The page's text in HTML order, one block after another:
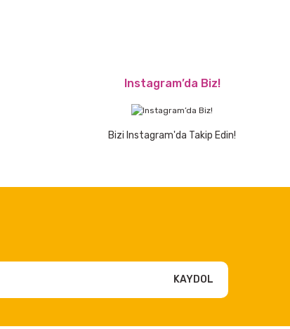
Instagram’da Biz!
Bizi Instagram'da Takip Edin!
KAYDOL